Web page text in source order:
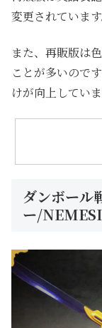
変更されています
また、再販版は
ことが多いので
けが向上してい
ダンボール
ー/